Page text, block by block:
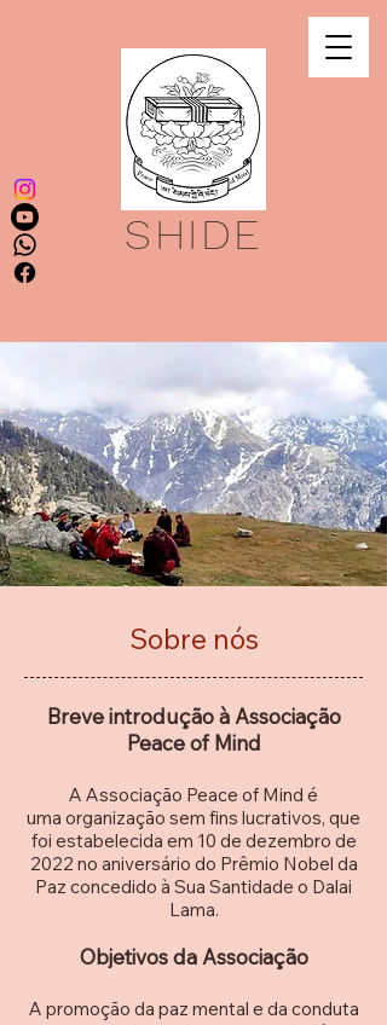
SHIDE
Sobre nós
Breve introdução à Associação
Peace of Mind
A Associação Peace of Mind é
uma organização sem fins lucrativos, que
foi estabelecida em 10 de dezembro de
2022 no aniversário do Prêmio Nobel da
Paz concedido à Sua Santidade o Dalai
Lama.
Objetivos da Associação
A promoção da paz mental e da conduta